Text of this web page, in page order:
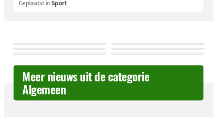
Geplaatst inSport
Meer nieuws uit de categorie
Algemeen